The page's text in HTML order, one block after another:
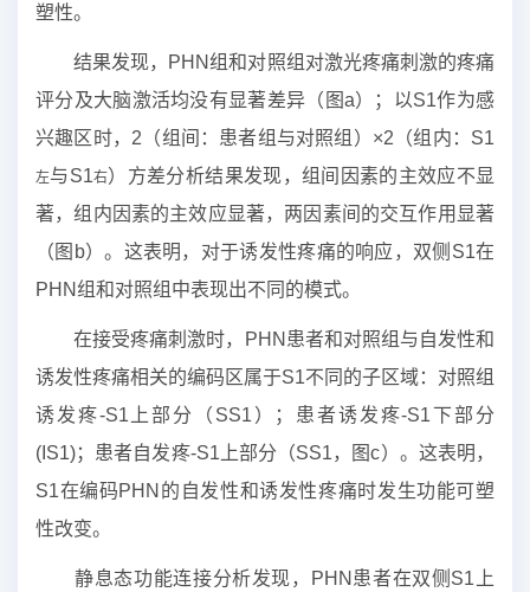
塑性。
结果发现，PHN组和对照组对激光疼痛刺激的疼痛
评分及大脑激活均没有显著差异（图a）；以S1作为感
兴趣区时，2（组间：患者组与对照组）×2（组内：S1
左与S1右）方差分析结果发现，组间因素的主效应不显
著，组内因素的主效应显著，两因素间的交互作用显著
（图b）。这表明，对于诱发性疼痛的响应，双侧S1在
PHN组和对照组中表现出不同的模式。
在接受疼痛刺激时，PHN患者和对照组与自发性和
诱发性疼痛相关的编码区属于S1不同的子区域：对照组
诱发疼-S1上部分（SS1）；患者诱发疼-S1下部分
(IS1)；患者自发疼-S1上部分（SS1，图c）。这表明，
S1在编码PHN的自发性和诱发性疼痛时发生功能可塑
性改变。
静息态功能连接分析发现，PHN患者在双侧S1上